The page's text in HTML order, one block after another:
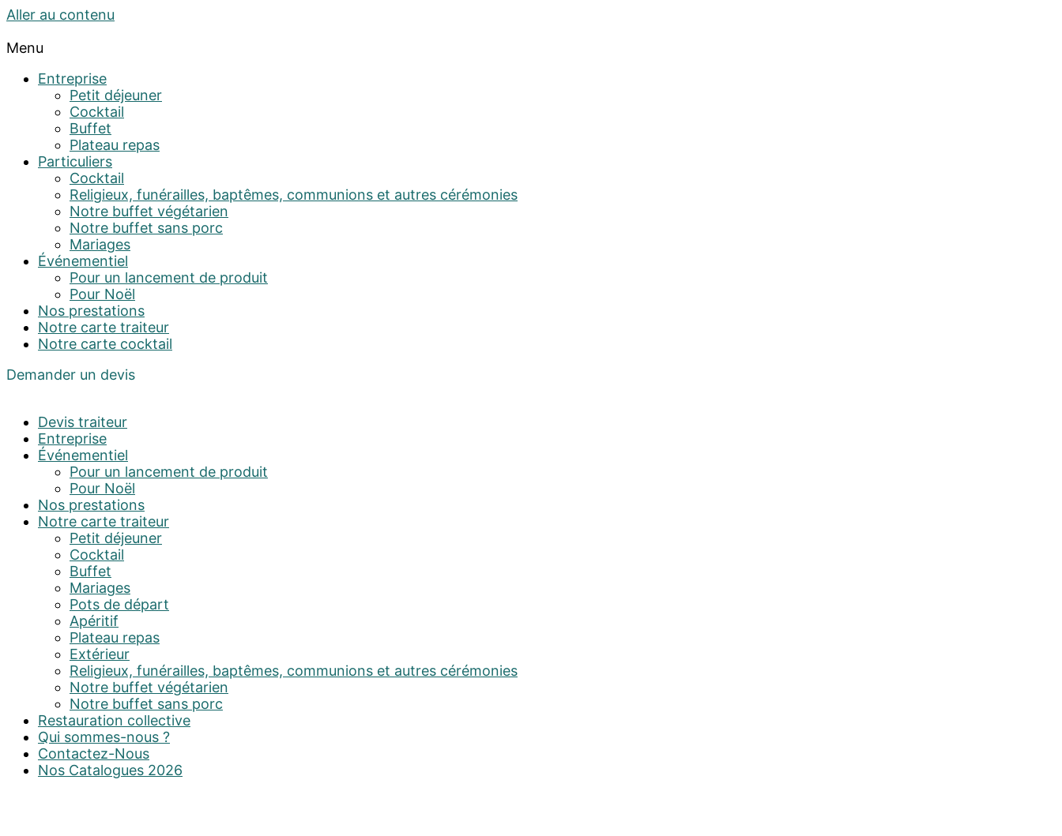
Aller au contenu
Menu
Entreprise
Petit déjeuner
Cocktail
Buffet
Plateau repas
Particuliers
Cocktail
Religieux, funérailles, baptêmes, communions et autres cérémonies
Notre buffet végétarien
Notre buffet sans porc
Mariages
Événementiel
Pour un lancement de produit
Pour Noël
Nos prestations
Notre carte traiteur
Notre carte cocktail
Demander un devis
Devis traiteur
Entreprise
Événementiel
Pour un lancement de produit
Pour Noël
Nos prestations
Notre carte traiteur
Petit déjeuner
Cocktail
Buffet
Mariages
Pots de départ
Apéritif
Plateau repas
Extérieur
Religieux, funérailles, baptêmes, communions et autres cérémonies
Notre buffet végétarien
Notre buffet sans porc
Restauration collective
Qui sommes-nous ?
Contactez-Nous
Nos Catalogues 2026